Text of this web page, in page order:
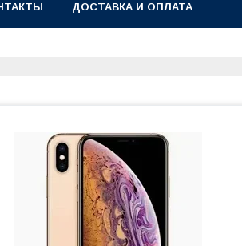
ДОСТАВКА И ОПЛАТА